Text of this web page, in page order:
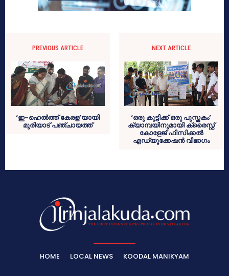
PREVIOUS ARTICLE
‘ഇ-ഹെല്‍ത്ത് കേരള’യായി
മുരിയാട് പഞ്ചായത്ത്
NEXT ARTICLE
‘ഒരു കുട്ടിക്ക് ഒരു പുസ്തകം’
ക്യാമ്പയിനുമായി ക്രൈസ്റ്റ്
കോളേജ് ഫിസിക്കല്‍
എഡ്യൂക്കേഷന്‍ വിഭാഗം
HOME LOCAL NEWS KOODAL MANIKYAM